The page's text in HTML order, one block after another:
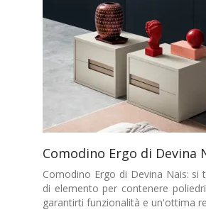
Comodino Ergo di Devina
Comodino Ergo di Devina Nais: si
di elemento per contenere
garantirti funzionalità e un'ottima